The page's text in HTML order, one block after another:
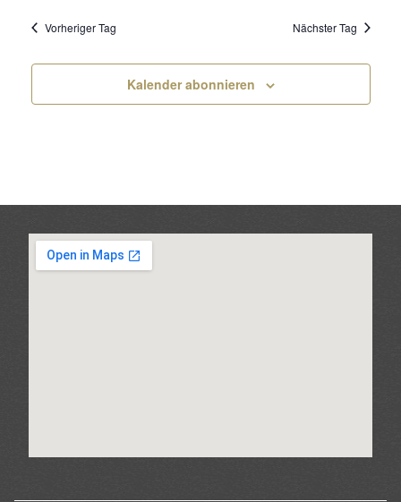
Vorheriger Tag Nächster Tag
Kalender abonnieren